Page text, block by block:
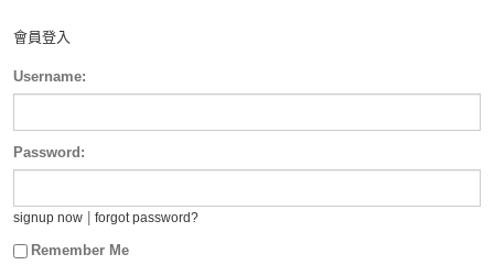
會員登入
Username:
Password:
signup now forgot password?
Remember Me